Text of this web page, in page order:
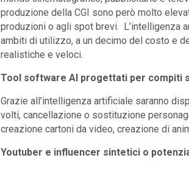
produzione della CGI sono però molto
produzioni o agli spot brevi. L’intelligenza
ambiti di utilizzo, a un decimo del costo e
realistiche e veloci.
Tool software AI progettati per compiti
Grazie all’intelligenza artificiale saranno
volti, cancellazione o sostituzione
creazione cartoni da video, creazione di
Youtuber e influencer sintetici o